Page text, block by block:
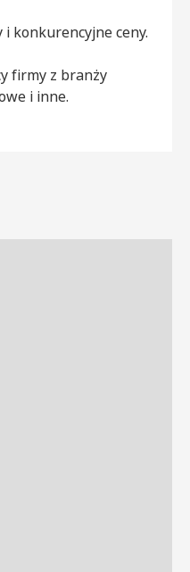
konkurencyjne ceny.
firmy z branży
i inne.